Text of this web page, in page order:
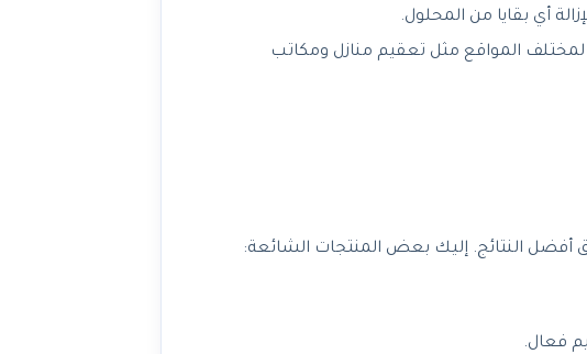
أي بقايا من المحلول.
المواقع مثل تعقيم منازل ومكاتب
النتائج. إليك بعض المنتجات الشائعة:
فعال.